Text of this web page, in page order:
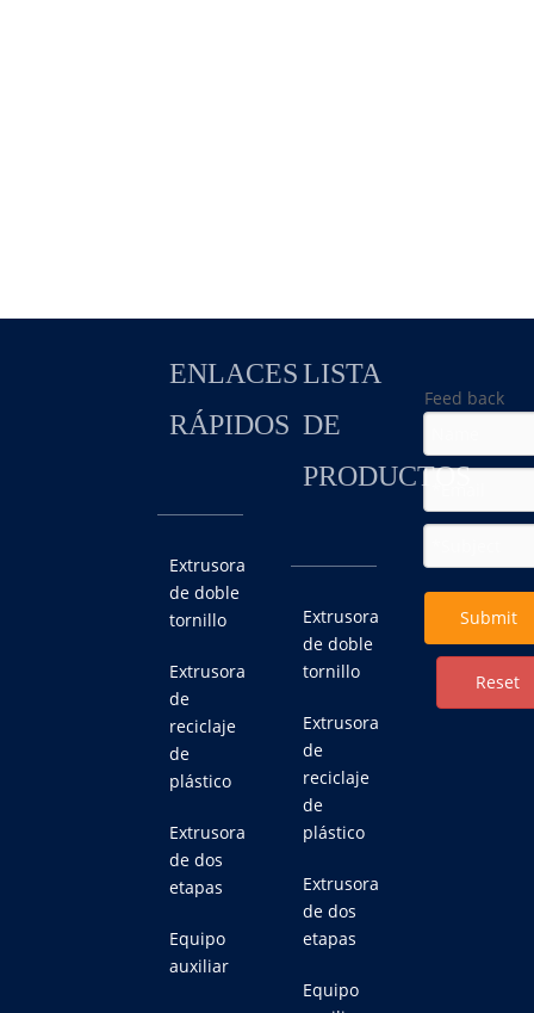
ENLACES
RÁPIDOS
Extrusora
de doble
tornillo
Extrusora
de
reciclaje
de
plástico
Extrusora
de dos
etapas
Equipo
auxiliar
LISTA
DE
PRODUCTOS
Extrusora
de doble
tornillo
Extrusora
de
reciclaje
de
plástico
Extrusora
de dos
etapas
Equipo
Feed back
Submit
Reset